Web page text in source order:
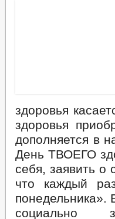
здоровья
здоровья
дополняется в
День ТВОЕГО
себя, заявить о
что каждый
понедельника».
социально